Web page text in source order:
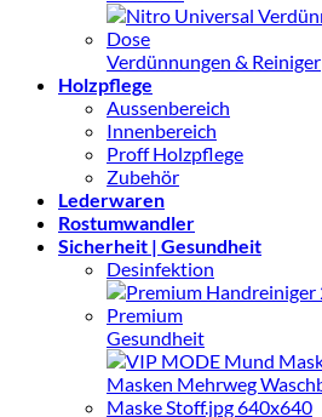
Verdünnungen & Reiniger
Holzpflege
Aussenbereich
Innenbereich
Proff Holzpflege
Zubehör
Lederwaren
Rostumwandler
Sicherheit | Gesundheit
Desinfektion
Gesundheit